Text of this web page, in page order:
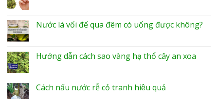
Nước lá vối để qua đêm có uống được không?
Hướng dẫn cách sao vàng hạ thổ cây an xoa
Cách nấu nước rễ cỏ tranh hiệu quả